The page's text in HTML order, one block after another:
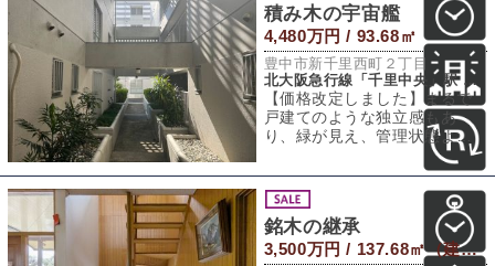
積み木の宇宙艦
4,480万円 / 93.68㎡
豊中市新千里西町２丁目
北大阪急行線「千里中央」駅 徒歩8分
【価格改定しました】まるで
戸建てのような独立感もあ
り、緑が見え、管理状態よ
く、北大阪急行線千里中央駅
から徒歩8分、地下平
銘木の継承
3,500万円 / 137.68㎡（建物） 303.25㎡（敷地）